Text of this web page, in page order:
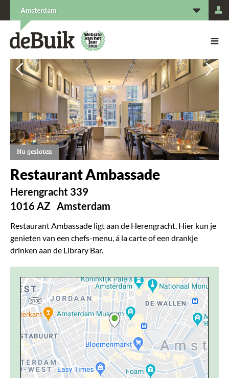
Vorige
Vorige
Nu gesloten
Restaurant Ambassade
Herengracht 339
1016 AZ Amsterdam
Restaurant Ambassade ligt aan de Herengracht. Hier kun je
genieten van een chefs-menu, á la carte of een drankje
drinken aan de Library Bar.
Amsterdam
De Buik van {city: city}
De Buik